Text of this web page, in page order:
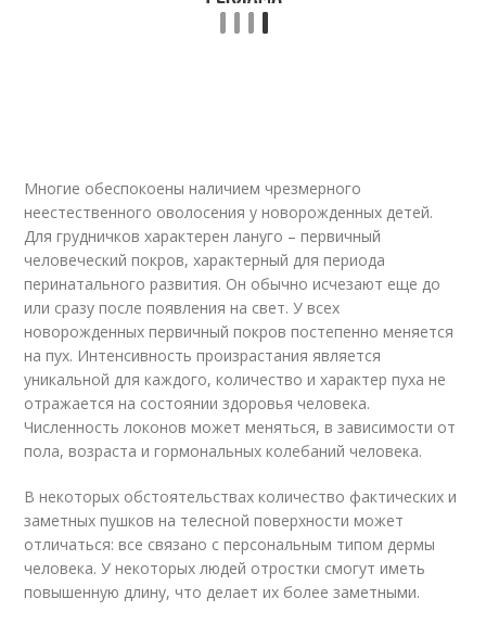
Многие обеспокоены наличием чрезмерного
неестественного оволосения у новорожденных детей.
Для грудничков характерен лануго – первичный
человеческий покров, характерный для периода
перинатального развития. Он обычно исчезают еще до
или сразу после появления на свет. У всех
новорожденных первичный покров постепенно меняется
на пух. Интенсивность произрастания является
уникальной для каждого, количество и характер пуха не
отражается на состоянии здоровья человека.
Численность локонов может меняться, в зависимости от
пола, возраста и гормональных колебаний человека.
В некоторых обстоятельствах количество фактических и
заметных пушков на телесной поверхности может
отличаться: все связано с персональным типом дермы
человека. У некоторых людей отростки смогут иметь
повышенную длину, что делает их более заметными.